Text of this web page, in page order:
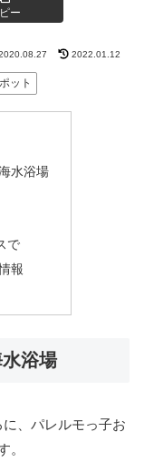
ー
2022.01.12
ット
水浴場
で
報
浴場
、パレルモっ子お
。